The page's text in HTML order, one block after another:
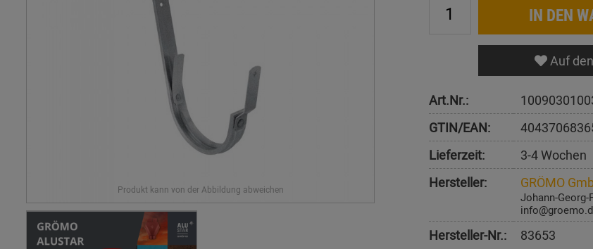
IN DEN
Auf
Art.Nr.:
GTIN/EAN:
Lieferzeit:
3-4 Wochen
Hersteller:
GRÖMO
Johann-
Hersteller-Nr.: 83653